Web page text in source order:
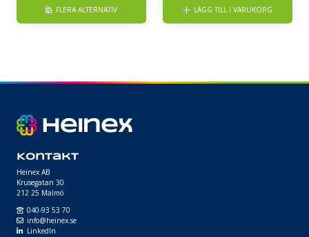
FLERA ALTERNATIV LÄGG TILL I VARUKORG
Kontakt
Heinex AB
Krusegatan 30
212 25 Malmö
040-93 53 70
info@heinex.se
LinkedIn